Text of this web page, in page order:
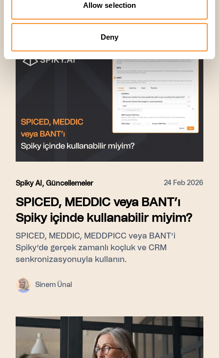
Allow selection
Deny
İlgili yazılar
Spiky AI , Güncellemeler 24 Feb 2026
SPICED, MEDDIC veya BANT’ı
Spiky içinde kullanabilir miyim?
SPICED, MEDDIC, MEDDPICC veya BANT’i
Spiky’de gerçek zamanlı koçluk ve CRM
senkronizasyonuyla kullanın.
Sinem Ünal